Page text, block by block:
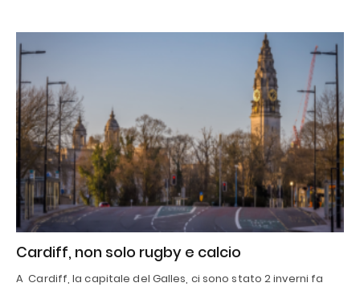
Cardiff, non solo rugby e calcio
A Cardiff, la capitale del Galles, ci sono stato 2 inverni fa